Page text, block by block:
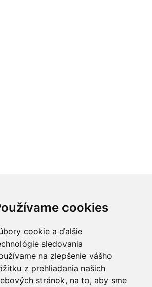
cookies
cookie a ďalšie
sledovania
na zlepšenie vášho
z prehliadania našich
stránok, na to, aby sme
s.r.o.